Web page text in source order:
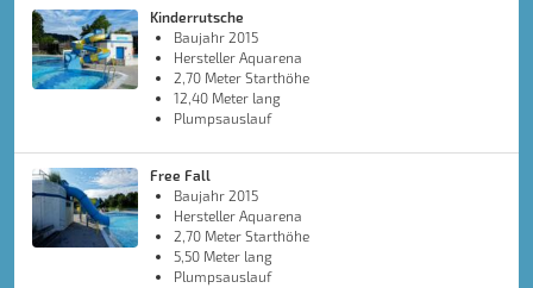
Kinderrutsche
Baujahr 2015
Hersteller Aquarena
2,70 Meter Starthöhe
12,40 Meter lang
Plumpsauslauf
Free Fall
Baujahr 2015
Hersteller Aquarena
2,70 Meter Starthöhe
5,50 Meter lang
Plumpsauslauf